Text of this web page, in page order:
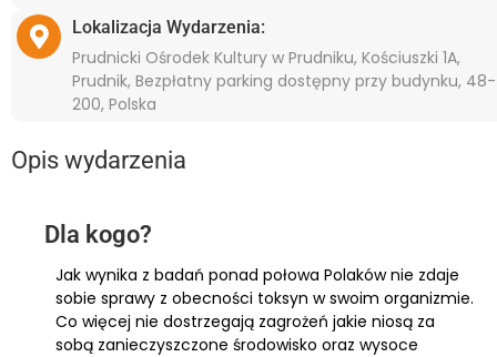
Lokalizacja Wydarzenia:
Prudnicki Ośrodek Kultury w Prudniku, Kościuszki 1A,
Prudnik, Bezpłatny parking dostępny przy budynku, 48-
200, Polska
Opis wydarzenia
Dla kogo?
Jak wynika z badań ponad połowa Polaków nie zdaje
sobie sprawy z obecności toksyn w swoim organizmie.
Co więcej nie dostrzegają zagrożeń jakie niosą za
sobą zanieczyszczone środowisko oraz wysoce